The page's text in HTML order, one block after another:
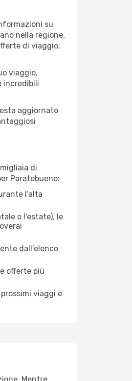
su
nella regione,
di viaggio,
viaggio,
incredibili
aggiornato
di
Paratebueno:
l’alta
o l'estate), le
dall'elenco
offerte più
viaggi e